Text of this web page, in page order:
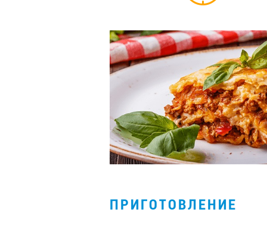
ПРИГОТОВЛЕНИЕ